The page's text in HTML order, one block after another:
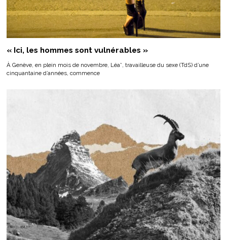
« Ici, les hommes sont vulnérables »
À Genève, en plein mois de novembre, Léa*, travailleuse du sexe (TdS) d’une
cinquantaine d’années, commence